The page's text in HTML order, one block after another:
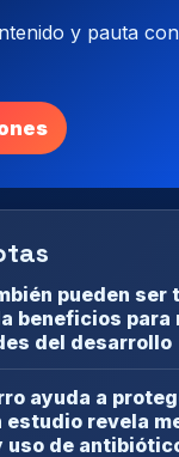
y pauta
pueden ser
beneficios para
del desarrollo
ayuda a
estudio revela
uso de